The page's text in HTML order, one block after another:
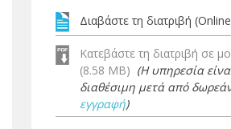
Διαβάστε τη διατριβή
Κατεβάστε τη διατριβή σε
(8.58 MB) (Η υπηρεσία
διαθέσιμη μετά από
εγγραφή)